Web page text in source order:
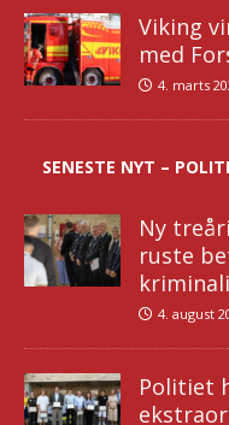
Viking
med
4. marts
SENESTE NYT – POLITI
Ny
ruste
4. august
Politiet